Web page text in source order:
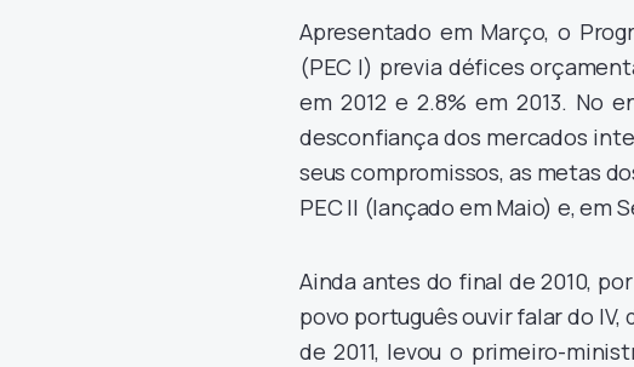
Apresentado em Março, o
(PEC I) previa défices
em 2012 e 2.8% em 2013. No
desconfiança dos mercados
seus compromissos, as metas
PEC II (lançado em Maio) e, em
Ainda antes do final de 2010,
povo português ouvir falar do IV,
de 2011, levou o primeiro-